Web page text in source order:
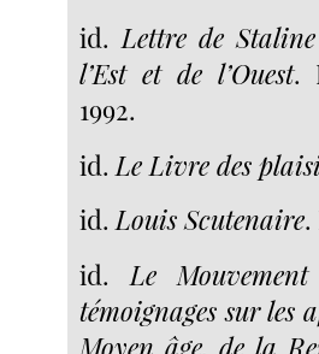
id. Lettre de
l’Est et de l’Ouest.
1992.
id. Le Livre des
id.Louis Scutenaire.
id. Le
témoignages sur les
Moyen âge, de la